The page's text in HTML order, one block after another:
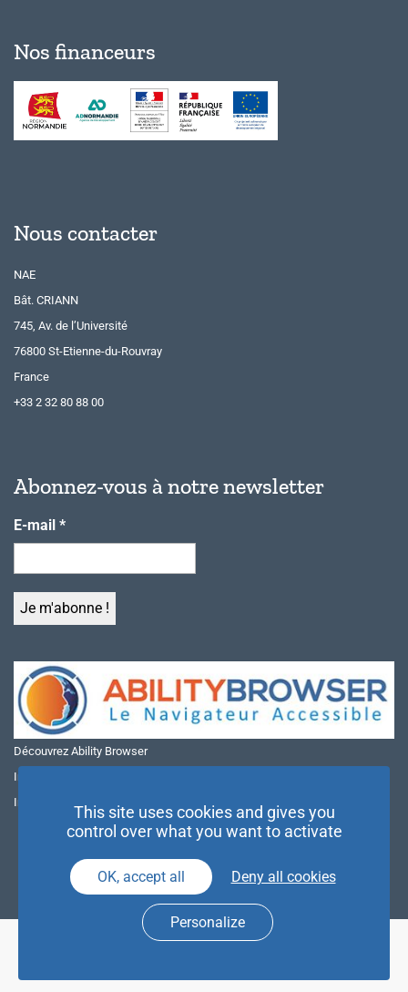
Nos financeurs
Nous contacter
NAE
Bât. CRIANN
745, Av. de l’Université
76800 St-Etienne-du-Rouvray
France
+33 2 32 80 88 00
Abonnez-vous à notre newsletter
E-mail *
Découvrez Ability Browser
Installer Ability Browser sur Windows
Installer Ability Browser sur Mac
This site uses cookies and gives you
control over what you want to activate
OK, accept all Deny all cookies
Personalize